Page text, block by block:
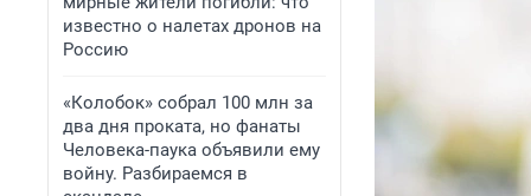
известно о налетах дронов на
Россию
«Колобок» собрал 100 млн за
два дня проката, но фанаты
Человека-паука объявили ему
войну. Разбираемся в